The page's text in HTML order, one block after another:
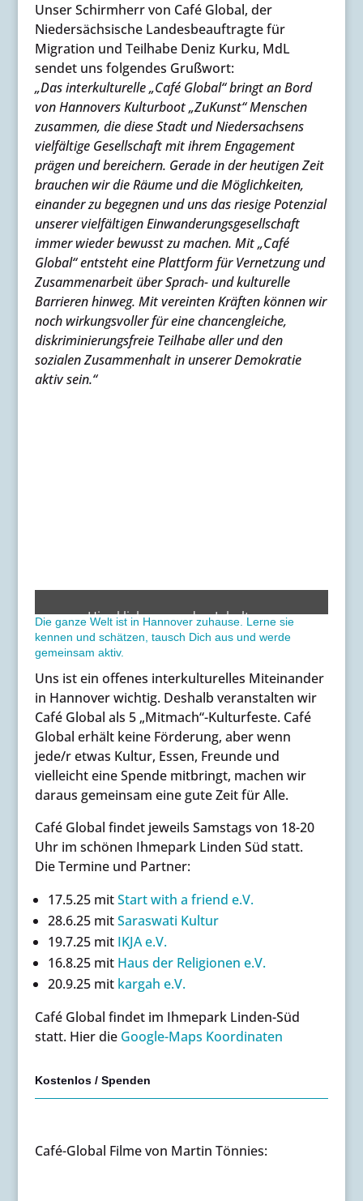
Unser Schirmherr von Café Global, der
Niedersächsische Landesbeauftragte für
Migration und Teilhabe Deniz Kurku, MdL
sendet uns folgendes Grußwort:
„Das interkulturelle „Café Global“ bringt an Bord
von Hannovers Kulturboot „ZuKunst“ Menschen
zusammen, die diese Stadt und Niedersachsens
vielfältige Gesellschaft mit ihrem Engagement
prägen und bereichern. Gerade in der heutigen Zeit
brauchen wir die Räume und die Möglichkeiten,
einander zu begegnen und uns das riesige Potenzial
unserer vielfältigen Einwanderungsgesellschaft
immer wieder bewusst zu machen. Mit „Café
Global“ entsteht eine Plattform für Vernetzung und
Zusammenarbeit über Sprach- und kulturelle
Barrieren hinweg. Mit vereinten Kräften können wir
noch wirkungsvoller für eine chancengleiche,
diskriminierungsfreie Teilhabe aller und den
sozialen Zusammenhalt in unserer Demokratie
aktiv sein.“
Deniz
Kurku
für
CafeGlobal“
www.youtube-
nocookie.com
anzeigen
Hier klicken, um den Inhalt von
www.youtube-nocookie.com anzuzeigen.
Inhalt von www.youtube-nocookie.com
immer anzeigen
„Grußwort Deniz Kurku für CafeGlobal“ direkt
öffnen
Die ganze Welt ist in Hannover zuhause. Lerne sie
kennen und schätzen, tausch Dich aus und werde
gemeinsam aktiv.
Uns ist ein offenes interkulturelles Miteinander
in Hannover wichtig. Deshalb veranstalten wir
Café Global als 5 „Mitmach“-Kulturfeste. Café
Global erhält keine Förderung, aber wenn
jede/r etwas Kultur, Essen, Freunde und
vielleicht eine Spende mitbringt, machen wir
daraus gemeinsam eine gute Zeit für Alle.
Café Global findet jeweils Samstags von 18-20
Uhr im schönen Ihmepark Linden Süd statt.
Die Termine und Partner:
17.5.25 mitStart with a friend e.V.
28.6.25 mitSaraswati Kultur
19.7.25 mit IKJA e.V.
16.8.25 mitHaus der Religionen e.V.
20.9.25 mit kargah e.V.
Café Global findet im Ihmepark Linden-Süd
statt. Hier die Google-Maps Koordinaten
Kostenlos / Spenden
Café-Global Filme von Martin Tönnies: